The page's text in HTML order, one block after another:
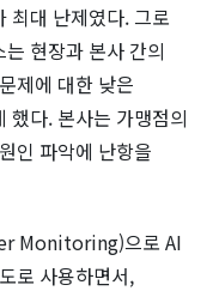
최대 난제였다. 그로
현장과 본사 간의
제에 대한 낮은
했다. 본사는 가맹점의
인 파악에 난항을
Monitoring)으로 AI
로 사용하면서,